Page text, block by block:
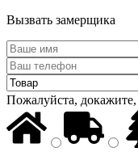
Вызвать замерщика
Пожалуйста,